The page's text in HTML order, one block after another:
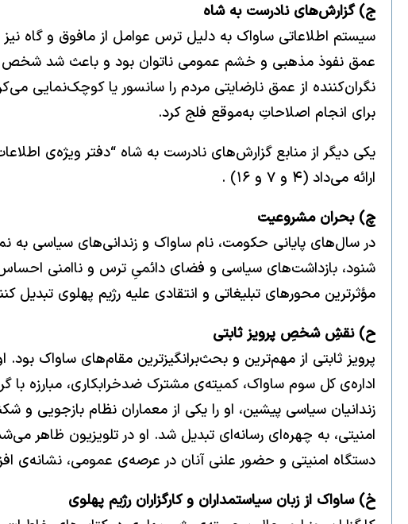
ج) گزارش‌های نادرست به شاه
سیستم اطلاعاتی ساواک به دلیل ترس عوامل از مافوق و گاه
عمق نفوذ مذهبی و خشم عمومی ناتوان بود و باعث شد شخص شاه و
نگران‌کننده از عمق نارضایتی مردم را سانسور یا کوچک‌نمایی
برای انجام اصلاحاتِ به‌موقع فلج کرد.
یکی دیگر از منابع گزارش‌های نادرست به شاه “دفتر ویژه‌ی
ارائه می‌داد (۴ و ۷ و ۱۶) .
چ) بحران مشروعیت
در سال‌های پایانی حکومت، نام ساواک و زندانی‌های سیاسی به
شنود، بازداشت‌های سیاسی و فضای دائمیِ ترس و ناامنی احساس
مؤثرترین محورهای تبلیغاتی و انتقادی علیه رژیم پهلوی
ح) نقشِ شخصِ پرویز ثابتی
اداره‌ی کل سوم ساواک، کمیته‌ی مشترک ضدخرابکاری، مبارزه
زندانیان سیاسی پیشین، او را یکی از معماران نظام بازجویی و
امنیتی، به چهره‌ای رسانه‌ای تبدیل شد. او در تلویزیون ظاهر
دستگاه امنیتی و حضور علنی آنان در عرصه‌ی عمومی، نشانه‌ی
خ) ساواک از زبان سیاستمداران و کارگزاران رژیم پهلوی